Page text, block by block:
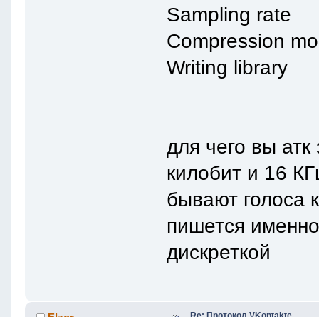
Sampling
Writing
для чего вы
килобит и 16
бывают голоса
пишется
дискреткой